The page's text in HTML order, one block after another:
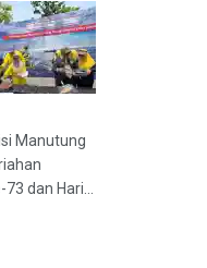
Manutung
dan Hari...